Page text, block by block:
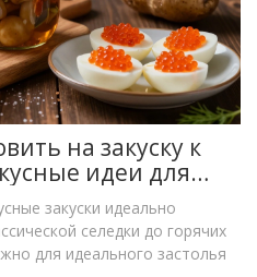
на закуску к
идеи для
закуски идеально
селедки до горячих
для идеального застолья